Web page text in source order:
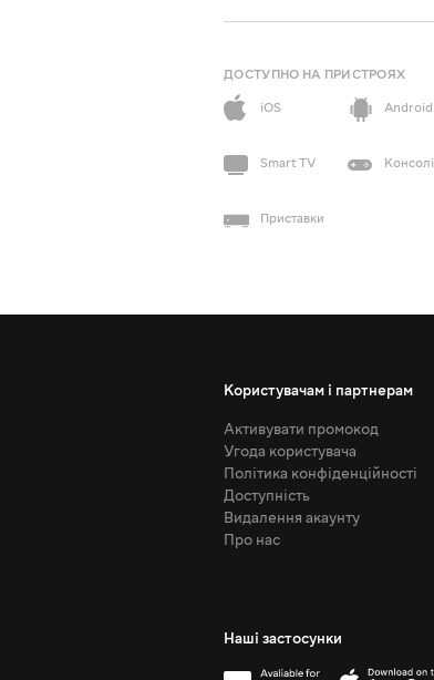
ДОСТУПНО НА ПРИСТРОЯХ
iOS
Android
Smart TV Консолі
Приставки
Користувачам і партнерам
Активувати промокод
Угода користувача
Політика конфіденційності
Доступність
Видалення акаунту
Про нас
Наші застосунки